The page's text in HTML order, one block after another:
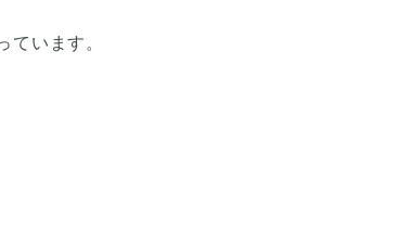
ています。